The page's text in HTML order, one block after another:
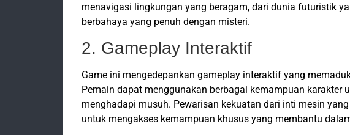
menavigasi lingkungan yang beragam, dari dunia futuristik
berbahaya yang penuh dengan misteri.
2. Gameplay Interaktif
Game ini mengedepankan gameplay interaktif yang
Pemain dapat menggunakan berbagai kemampuan karakter
menghadapi musuh. Pewarisan kekuatan dari inti mesin
untuk mengakses kemampuan khusus yang membantu